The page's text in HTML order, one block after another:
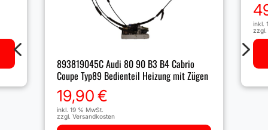
893819045C Audi 80 90 B3 B4 Cabrio
Coupe Typ89 Bedienteil Heizung mit Zügen
19,90€
inkl. 19 % MwSt.
zzgl. Versandkosten
inkl.
zzgl.
4 5